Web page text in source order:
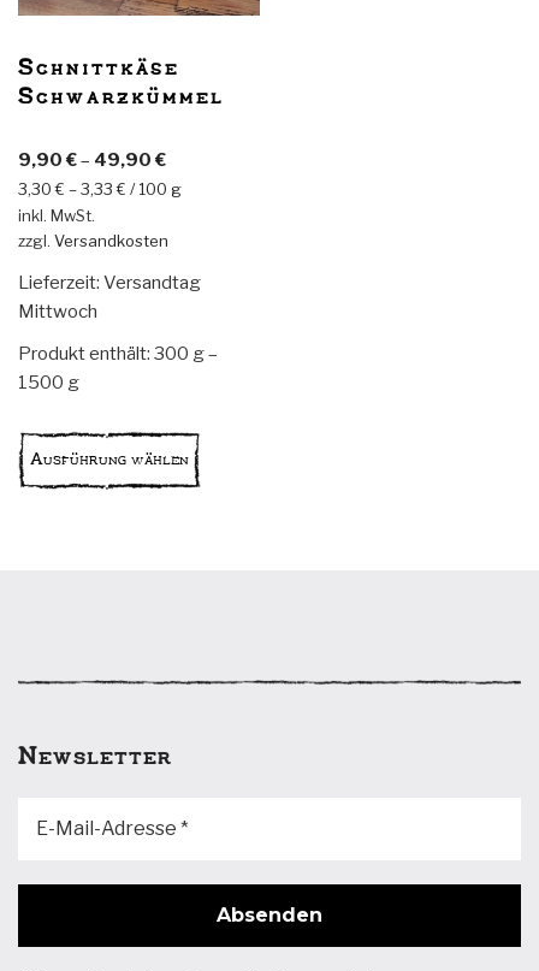
der
werden
Schnittkäse
Schwarzkümmel
9,90 €– 49,90 €
3,30€ –3,33€ /100 g
inkl. MwSt.
zzgl. Versandkosten
Lieferzeit: Versandtag
Mittwoch
Produkt enthält: 300 g–
1500 g
Ausführung wählen
auf
Newsletter